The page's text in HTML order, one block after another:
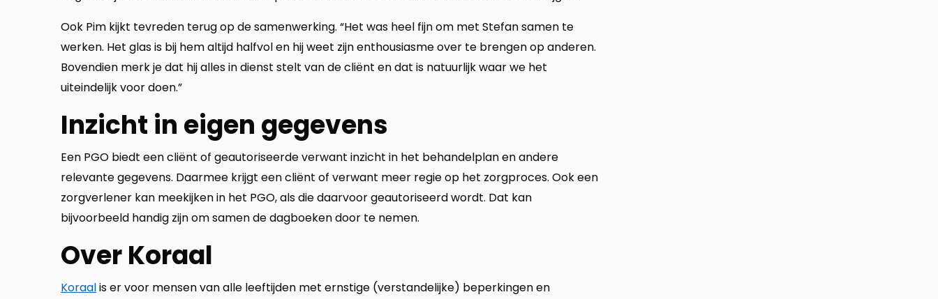
Ook Pim kijkt tevreden terug op de samenwerking. “Het was heel fijn om met Stefan samen te
werken. Het glas is bij hem altijd halfvol en hij weet zijn enthousiasme over te brengen op anderen.
Bovendien merk je dat hij alles in dienst stelt van de cliënt en dat is natuurlijk waar we het
uiteindelijk voor doen.”
Inzicht in eigen gegevens
Een PGO biedt een cliënt of geautoriseerde verwant inzicht in het behandelplan en andere
relevante gegevens. Daarmee krijgt een cliënt of verwant meer regie op het zorgproces. Ook een
zorgverlener kan meekijken in het PGO, als die daarvoor geautoriseerd wordt. Dat kan
bijvoorbeeld handig zijn om samen de dagboeken door te nemen.
Over Koraal
Koraalis er voor mensen van alle leeftijden met ernstige (verstandelijke) beperkingen en